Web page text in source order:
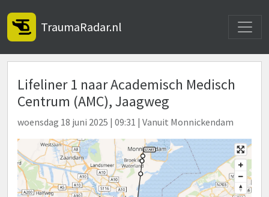
TraumaRadar.nl
Lifeliner 1 naar Academisch Medisch
Centrum (AMC), Jaagweg
woensdag 18 juni 2025 | 09:31 | Vanuit Monnickendam